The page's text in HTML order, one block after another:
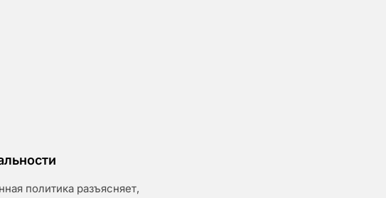
политика разъясняет,